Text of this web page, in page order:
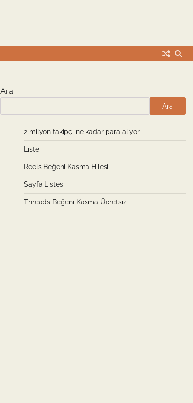
Ara
Ara
2 milyon takipçi ne kadar para alıyor
Liste
Reels Beğeni Kasma Hilesi
Sayfa Listesi
Threads Beğeni Kasma Ücretsiz